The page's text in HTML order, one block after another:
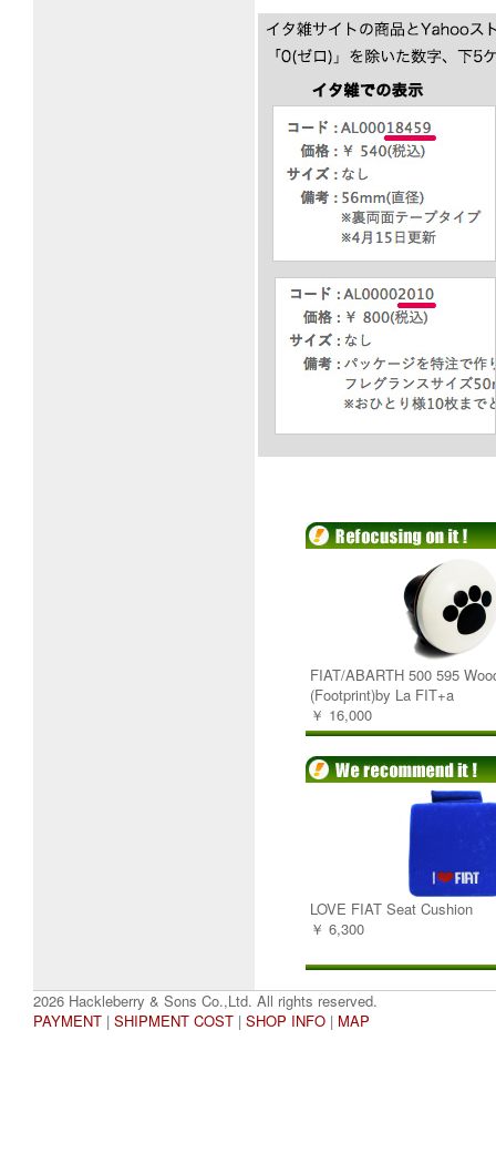
FIAT/ABARTH 500 595
(Footprint)by La FIT+a
￥ 16,000
LOVE FIAT Seat Cushion
￥ 6,300
2026 Hackleberry & Sons Co.,Ltd. All rights reserved.
PAYMENT | SHIPMENT COST | SHOP INFO | MAP